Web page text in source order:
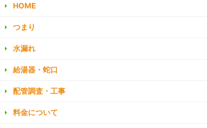
HOME
つまり
水漏れ
給湯器・蛇口
配管調査・工事
料金について